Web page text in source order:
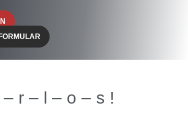
r – l – o – s !